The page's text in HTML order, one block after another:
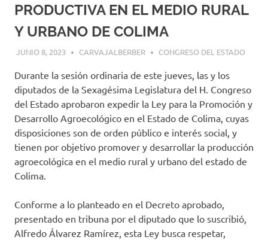
PRODUCTIVA EN EL MEDIO RURAL
Y URBANO DE COLIMA
JUNIO 8, 2023 CARVAJALBERBER CONGRESO DEL ESTADO
Durante la sesión ordinaria de este jueves, las y los
diputados de la Sexagésima Legislatura del H. Congreso
del Estado aprobaron expedir la Ley para la Promoción y
Desarrollo Agroecológico en el Estado de Colima, cuyas
disposiciones son de orden público e interés social, y
tienen por objetivo promover y desarrollar la producción
agroecológica en el medio rural y urbano del estado de
Colima.
Conforme a lo planteado en el Decreto aprobado,
presentado en tribuna por el diputado que lo suscribió,
Alfredo Álvarez Ramírez, esta Ley busca respetar,